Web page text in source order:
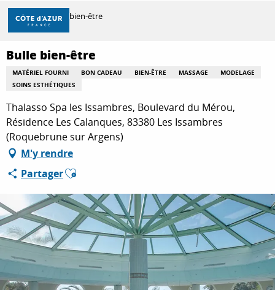
Aller
contenu
principal
DÉCOUVRIR
À FAIRE
SÉJOURNER
Accueil Bulle bien-être
Bulle bien-être
MATÉRIEL FOURNI BON CADEAU BIEN-ÊTRE MASSAGE
MODELAGE
SOINS ESTHÉTIQUES
Thalasso Spa les Issambres, Boulevard du Mérou,
Résidence Les Calanques, 83380 Les Issambres
(Roquebrune sur Argens)
M'y rendre
PartagerAjouter aux favoris